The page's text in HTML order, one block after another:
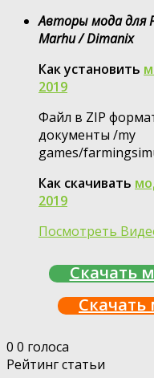
Авторы мода для
Marhu / Dimanix
Как установить
2019
Файл в ZIP
документы /my
games/
Как скачивать
2019
Посмотреть
Скачать
Скачать
0 0 голоса
Рейтинг статьи